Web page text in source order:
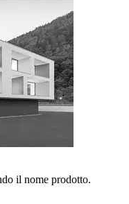
il nome prodotto.